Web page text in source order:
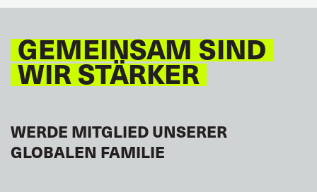
GEMEINSAM SIND
WIR STÄRKER
WERDE MITGLIED UNSERER
GLOBALEN FAMILIE